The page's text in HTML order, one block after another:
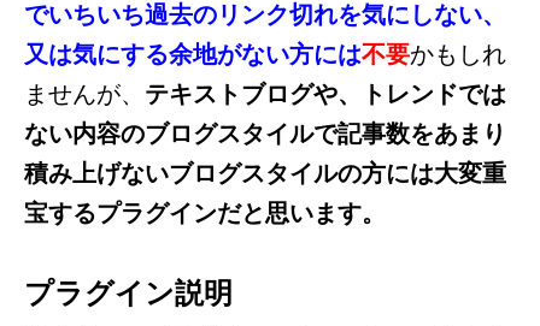
でいちいち過去のリンク切れを気にしない、
又は気にする余地がない方には不要かもしれ
ませんが、 テキストブログや、トレンドでは
ない内容のブログスタイルで記事数をあまり
積み上げないブログスタイルの方には大変重
宝するプラグインだと思います。
プラグイン説明